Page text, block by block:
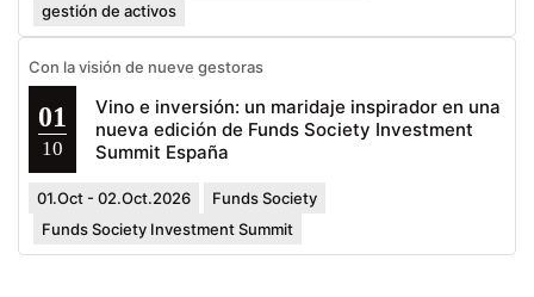
gestión de activos
Con la visión de nueve gestoras
01
10
Vino e inversión: un maridaje inspirador en una
nueva edición de Funds Society Investment
Summit España
01.Oct - 02.Oct.2026
Funds Society
Funds Society Investment Summit